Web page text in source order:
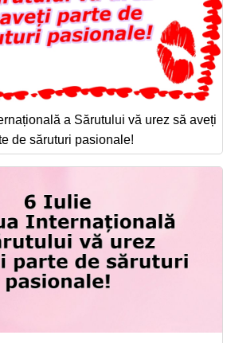
a Sărutului vă urez să aveți
de săruturi pasionale!